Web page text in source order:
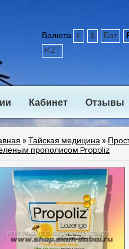
Валюта € $ Бат
KZT
Кабинет Отзывы
» Тайская медицина »
прополисом Propoliz